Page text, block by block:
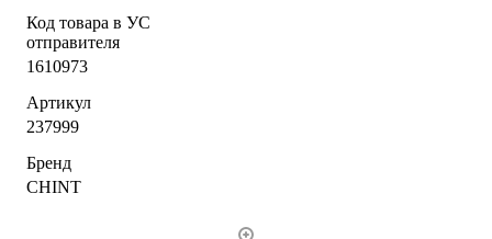
Код товара в УС
отправителя
1610973
Артикул
237999
Бренд
CHINT